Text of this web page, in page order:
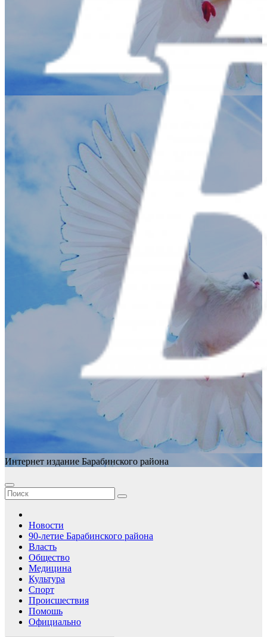
Интернет издание Барабинского района
Новости
90-летие Барабинского района
Власть
Общество
Медицина
Культура
Спорт
Происшествия
Помошь
Официально